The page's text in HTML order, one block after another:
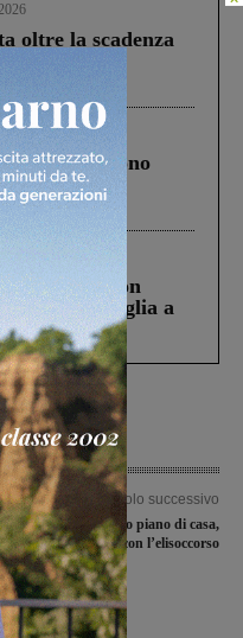
oltre la scadenza
in cui morirono
schianto, il
fra tir....
di Castiglion
ucciso la figlia a
Articolo successivo
cade dal primo piano di casa,
alle Scotte con l’elisoccorso